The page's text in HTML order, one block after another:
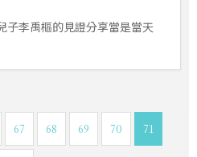
子李禹樞的見證分享當是當天
67 68 69 70 71